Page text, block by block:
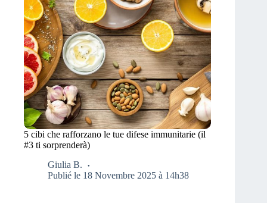
5 cibi che rafforzano le tue difese immunitarie (il
#3 ti sorprenderà)
Giulia B.
Publié le 18 Novembre 2025 à 14h38